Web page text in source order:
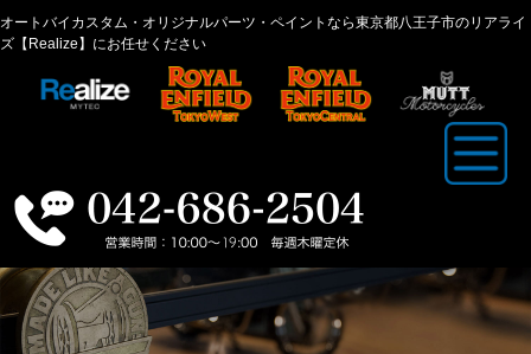
オートバイカスタム・オリジナルパーツ・ペイントなら東京都八王子市のリアライ
ズ【Realize】にお任せください